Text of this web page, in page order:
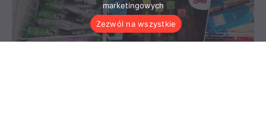
marketingowych
Zezwól na wszystkie